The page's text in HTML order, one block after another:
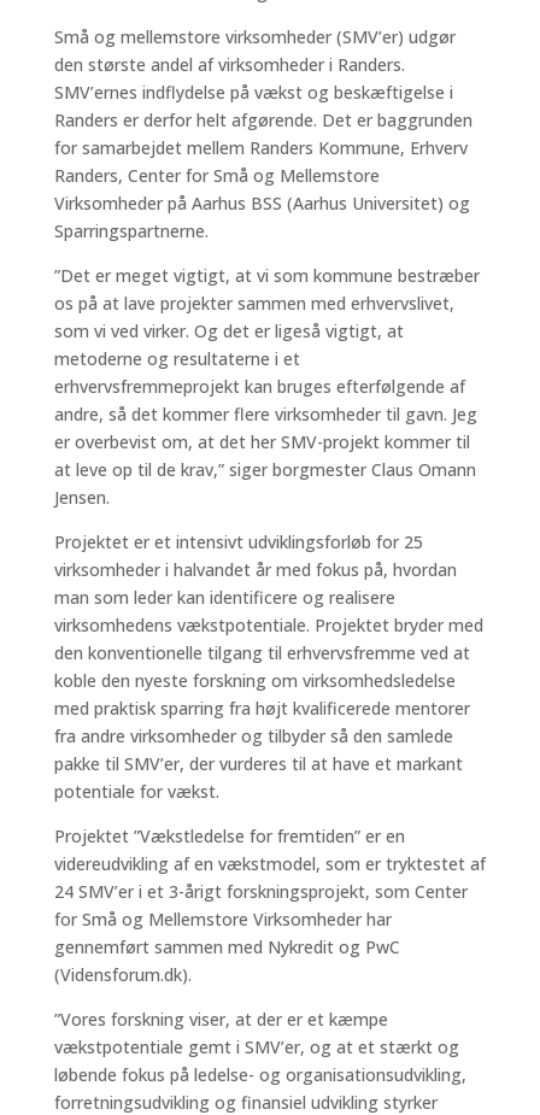
Små og mellemstore virksomheder (SMV’er) udgør
den største andel af virksomheder i Randers.
SMV’ernes indflydelse på vækst og beskæftigelse i
Randers er derfor helt afgørende. Det er baggrunden
for samarbejdet mellem Randers Kommune, Erhverv
Randers, Center for Små og Mellemstore
Virksomheder på Aarhus BSS (Aarhus Universitet) og
Sparringspartnerne.
”Det er meget vigtigt, at vi som kommune bestræber
os på at lave projekter sammen med erhvervslivet,
som vi ved virker. Og det er ligeså vigtigt, at
metoderne og resultaterne i et
erhvervsfremmeprojekt kan bruges efterfølgende af
andre, så det kommer flere virksomheder til gavn. Jeg
er overbevist om, at det her SMV-projekt kommer til
at leve op til de krav,” siger borgmester Claus Omann
Jensen.
Projektet er et intensivt udviklingsforløb for 25
virksomheder i halvandet år med fokus på, hvordan
man som leder kan identificere og realisere
virksomhedens vækstpotentiale. Projektet bryder med
den konventionelle tilgang til erhvervsfremme ved at
koble den nyeste forskning om virksomhedsledelse
med praktisk sparring fra højt kvalificerede mentorer
fra andre virksomheder og tilbyder så den samlede
pakke til SMV’er, der vurderes til at have et markant
potentiale for vækst.
Projektet ”Vækstledelse for fremtiden” er en
videreudvikling af en vækstmodel, som er tryktestet af
24 SMV’er i et 3-årigt forskningsprojekt, som Center
for Små og Mellemstore Virksomheder har
gennemført sammen med Nykredit og PwC
(Vidensforum.dk).
”Vores forskning viser, at der er et kæmpe
vækstpotentiale gemt i SMV’er, og at et stærkt og
løbende fokus på ledelse- og organisationsudvikling,
forretningsudvikling og finansiel udvikling styrker